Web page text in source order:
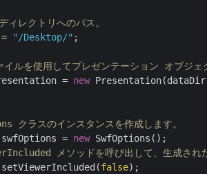
レクトリへのパス。
"/Desktop/" ;
ルを使用してプレゼンテーション オブジェ
=
new
クラスのインスタンスを作成します。
=
new SwfOptions();
メソッドを呼び出して、生成され
false);